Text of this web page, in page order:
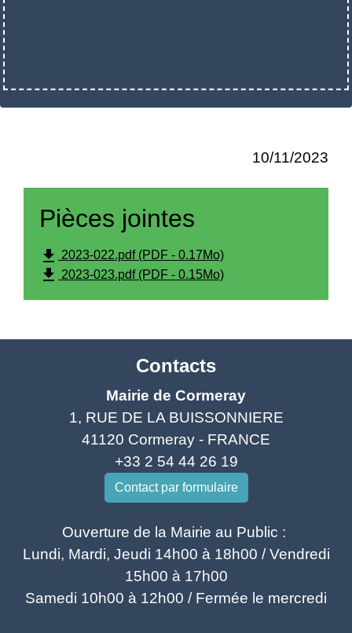
10/11/2023
Pièces jointes
file_download 2023-022.pdf (PDF - 0.17Mo)
file_download 2023-023.pdf (PDF - 0.15Mo)
Contacts
Mairie de Cormeray
1, RUE DE LA BUISSONNIERE
41120 Cormeray - FRANCE
+33 2 54 44 26 19
Contact par formulaire
Ouverture de la Mairie au Public :
Lundi, Mardi, Jeudi 14h00 à 18h00 / Vendredi
15h00 à 17h00
Samedi 10h00 à 12h00 / Fermée le mercredi